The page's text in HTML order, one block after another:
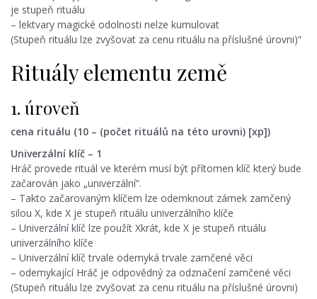
je stupeň rituálu
– lektvary magické odolnosti nelze kumulovat
(Stupeň rituálu lze zvyšovat za cenu rituálu na příslušné úrovni)“
Rituály elementu země
1. úroveň
cena rituálu (10 – (počet rituálů na této urovni) [xp])
Univerzální klíč – 1
Hráč provede rituál ve kterém musí být přítomen klíč který bude
začarován jako „univerzální“.
– Takto začarovaným klíčem lze odemknout zámek zamčený
silou X, kde X je stupeň rituálu univerzálního klíče
– Univerzální klíč lze použít Xkrát, kde X je stupeň rituálu
univerzálního klíče
– Univerzální klíč trvale odemyká trvale zamčené věci
– odemykající Hráč je odpovědný za odznačení zamčené věci
(Stupeň rituálu lze zvyšovat za cenu rituálu na příslušné úrovni)